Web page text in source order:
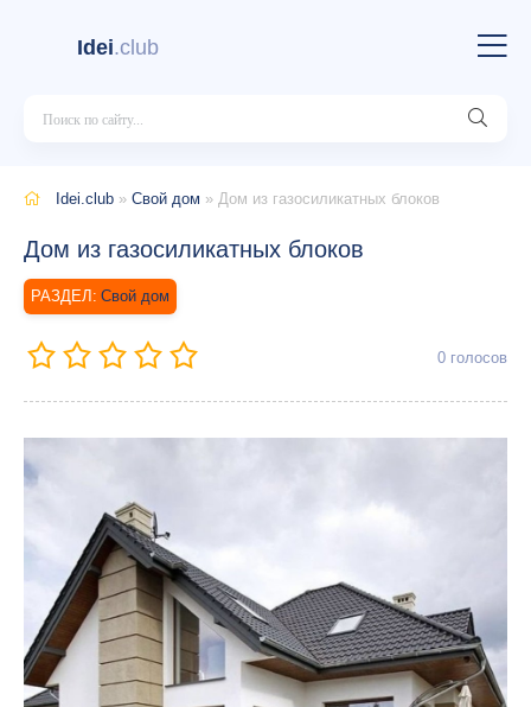
Idei.club
Idei.club » Свой дом » Дом из газосиликатных блоков
Дом из газосиликатных блоков
Свой дом
0 голосов